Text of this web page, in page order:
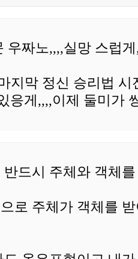
우짜노,,,,실망 스럽
지막 정신 승리법 시
응게,,,,이제 둘미가
드시 주체와 객체
로 주체가 객체를